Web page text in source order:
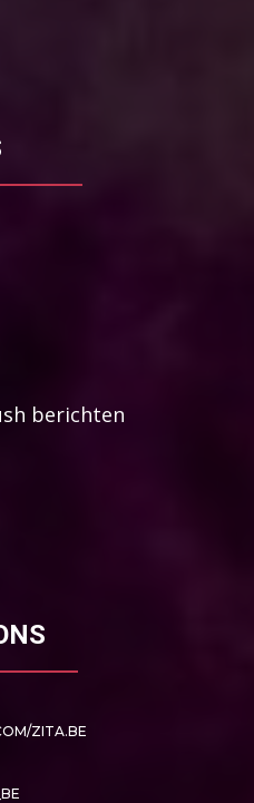
berichten
ZITA.BE